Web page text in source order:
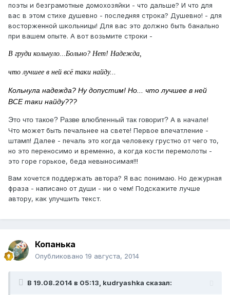
поэты и безграмотные домохозяйки - что дальше? И что для
вас в этом стихе душевно - последняя строка? Душевно! - для
восторженной школьницы! Для вас это должно быть банально
при вашем опыте. А вот возьмите строки -
В груди кольнуло...Больно? Нет! Надежда,
что лучшее в ней всё таки найду...
Кольнула надежда? Ну допустим! Но... что лучшее в ней
ВСЕ таки найду???
Это что такое? Разве влюбленный так говорит? А в начале!
Что может быть печальнее на свете! Первое впечатление -
штамп! Далее - печаль это когда человеку грустно от чего то,
но это переносимо и временно, а когда кости перемолоты -
это горе горькое, беда невыносимая!!!
Вам хочется поддержать автора? Я вас понимаю. Но дежурная
фраза - написано от души - ни о чем! Подскажите лучше
автору, как улучшить текст.
Копанька
Опубликовано 19 августа, 2014
В 19.08.2014 в 05:13, kudryashka сказал: